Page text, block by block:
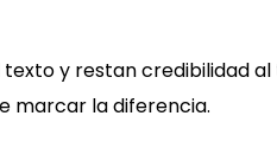
y restan credibilidad al
marcar la diferencia.